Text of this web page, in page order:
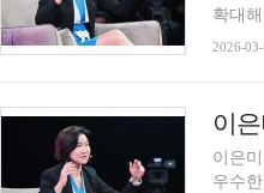
확대
2026-
이은
우수